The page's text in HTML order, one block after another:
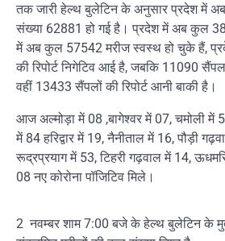
तक जारी हेल्थ बुलेटिन के अनुसार प्रदेश में अब
संख्या 62881 हो गई है। प्रदेश में अब कुल
में अब कुल 57542 मरीज स्वस्थ हो चुके हैं,
की रिपोर्ट निगेटिव आई है, जबकि 11090
वहीं 13433 सैंपलों की रिपोर्ट आनी बाकी है।
आज अल्मोड़ा में 08 ,बागेश्वर में 07, चमोली में
में 84 हरिद्वार में 19, नैनीताल में 16, पौड़ी
रूद्रप्रयाग में 53, टिहरी गढ़वाल में 14,
08 नए कोरोना पॉजिटिव मिले।
2 नवम्बर शाम 7:00 बजे के हेल्थ बुलेटिन के